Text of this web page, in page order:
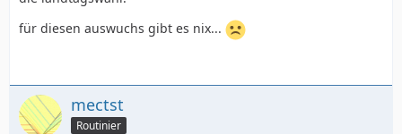
für diesen auswuchs gibt es nix...
mectst
Routinier